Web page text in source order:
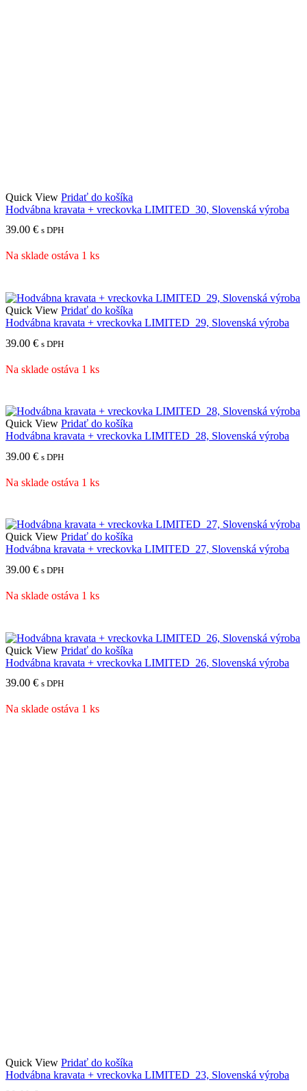
Quick View Pridať do košíka
Hodvábna kravata + vreckovka LIMITED_30, Slovenská výroba
39.00 € s DPH
Na sklade ostáva 1 ks
Quick View Pridať do košíka
Hodvábna kravata + vreckovka LIMITED_29, Slovenská výroba
39.00 € s DPH
Na sklade ostáva 1 ks
Quick View Pridať do košíka
Hodvábna kravata + vreckovka LIMITED_28, Slovenská výroba
39.00 € s DPH
Na sklade ostáva 1 ks
Quick View Pridať do košíka
Hodvábna kravata + vreckovka LIMITED_27, Slovenská výroba
39.00 € s DPH
Na sklade ostáva 1 ks
Quick View Pridať do košíka
Hodvábna kravata + vreckovka LIMITED_26, Slovenská výroba
39.00 € s DPH
Na sklade ostáva 1 ks
Quick View Pridať do košíka
Hodvábna kravata + vreckovka LIMITED_23, Slovenská výroba